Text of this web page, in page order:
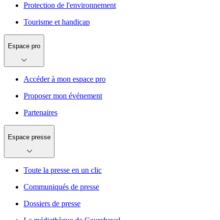
Protection de l'environnement
Tourisme et handicap
Espace pro
Accéder à mon espace pro
Proposer mon événement
Partenaires
Espace presse
Toute la presse en un clic
Communiqués de presse
Dossiers de presse